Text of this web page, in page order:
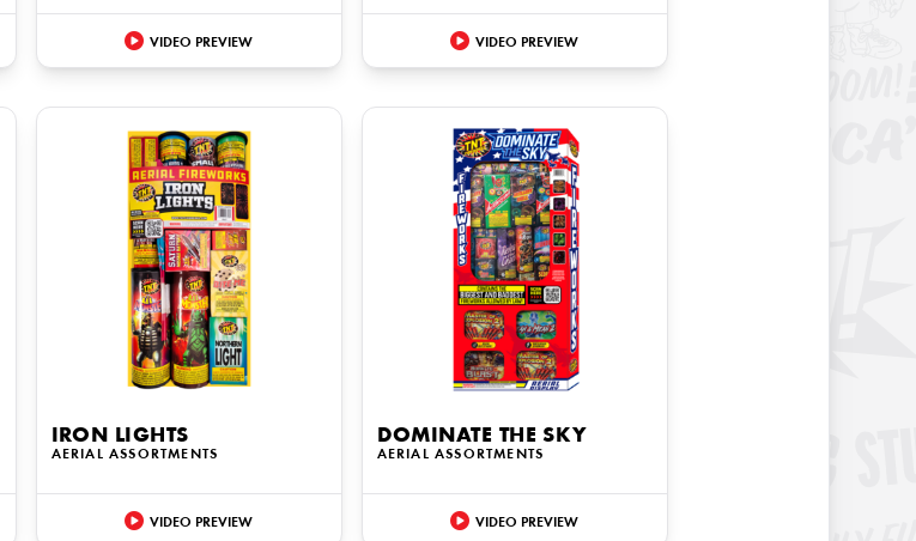
VIDEO PREVIEW VIDEO PREVIEW
IRON LIGHTS
AERIAL ASSORTMENTS
VIDEO PREVIEW
DOMINATE THE SKY
AERIAL ASSORTMENTS
VIDEO PREVIEW